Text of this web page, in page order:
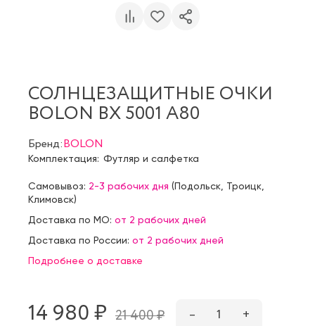
СОЛНЦЕЗАЩИТНЫЕ ОЧКИ
BOLON BX 5001 A80
Бренд:BOLON
Комплектация: Футляр и салфетка
Самовывоз: 2-3 рабочих дня (Подольск Троицк
Климовск)
Доставка по МО: от 2 рабочих дней
Доставка по России: от 2 рабочих дней
Подробнее о доставке
14 980 ₷ 21 400 ₷ – 1 +